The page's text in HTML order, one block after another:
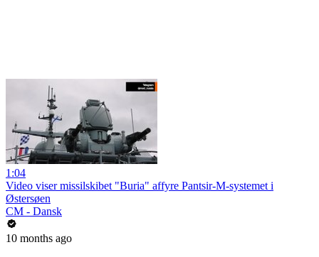
1:04
Video viser missilskibet "Buria" affyre Pantsir-M-systemet i
Østersøen
CM - Dansk
10 months ago